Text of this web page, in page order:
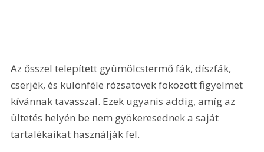
Az ősszel telepített gyümölcstermő fák, díszfák,
cserjék, és különféle rózsatövek fokozott figyelmet
kívánnak tavasszal. Ezek ugyanis addig, amíg az
ültetés helyén be nem gyökeresednek a saját
tartalékaikat használják fel.